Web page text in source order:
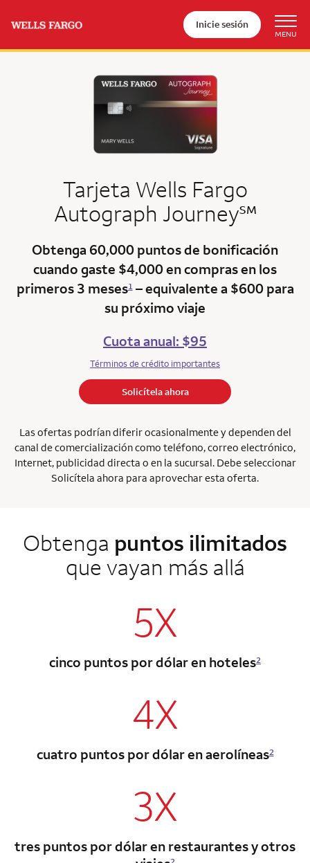
Inicie sesión
Tarjeta Wells Fargo
Autograph Journey℠
Obtenga 60,000 puntos de bonificación
cuando gaste $4,000 encompras en los
primeros 3 meses1– equivalente a $600 para
su próximo viaje
Cuota anual: $95
Términos de crédito importantes
Solicítela ahora
Las ofertas podrían diferir ocasionalmente y dependen del
canal de comercialización como teléfono, correo electrónico,
Internet, publicidad directa o en la sucursal. Debe seleccionar
Solicítela ahora para aprovechar esta oferta.
Obtenga puntos ilimitados
que vayan más allá
5X
cinco puntos por dólar en hoteles2
4X
cuatro puntos por dólar en aerolíneas2
3X
tres puntos por dólar en restaurantes y otros